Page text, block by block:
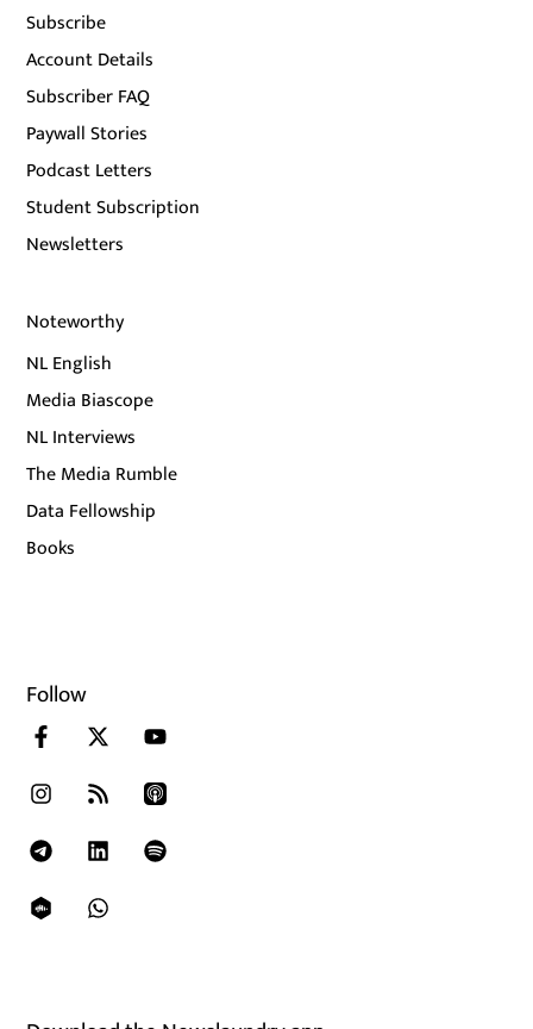
Subscribe
Account Details
Subscriber FAQ
Paywall Stories
Podcast Letters
Student Subscription
Newsletters
Noteworthy
NL English
Media Biascope
NL Interviews
The Media Rumble
Data Fellowship
Books
Follow